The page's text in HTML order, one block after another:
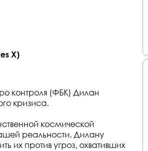
X)
контроля (ФБК) Дилан
кризиса.
космической
реальности. Дилану
их против угроз, охвативших